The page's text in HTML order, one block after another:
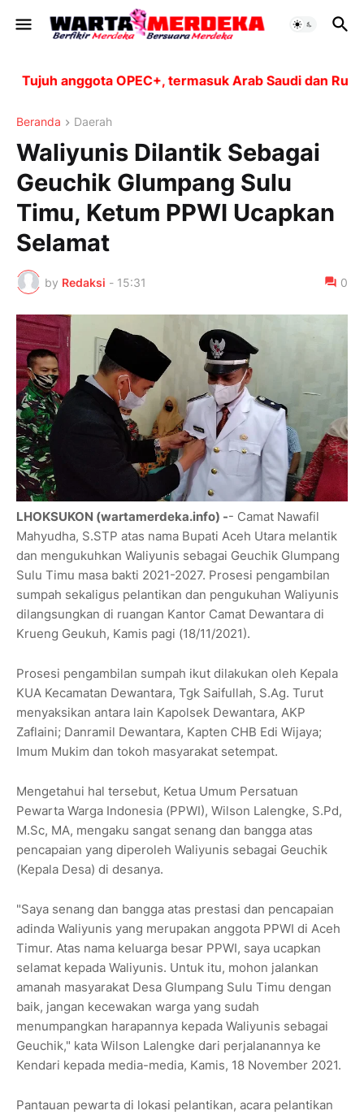
anggota OPEC+, termasuk Arab Saudi dan Rusia,
Beranda Daerah
Waliyunis Dilantik Sebagai
Geuchik Glumpang Sulu
Timu, Ketum PPWI Ucapkan
Selamat
by Redaksi - 15:31 0
LHOKSUKON (wartamerdeka.info) -- Camat Nawafil
Mahyudha, S.STP atas nama Bupati Aceh Utara melantik
dan mengukuhkan Waliyunis sebagai Geuchik Glumpang
Sulu Timu masa bakti 2021-2027. Prosesi pengambilan
sumpah sekaligus pelantikan dan pengukuhan Waliyunis
dilangsungkan di ruangan Kantor Camat Dewantara di
Krueng Geukuh, Kamis pagi (18/11/2021).
Prosesi pengambilan sumpah ikut dilakukan oleh Kepala
KUA Kecamatan Dewantara, Tgk Saifullah, S.Ag. Turut
menyaksikan antara lain Kapolsek Dewantara, AKP
Zaflaini; Danramil Dewantara, Kapten CHB Edi Wijaya;
Imum Mukim dan tokoh masyarakat setempat.
Mengetahui hal tersebut, Ketua Umum Persatuan
Pewarta Warga Indonesia (PPWI), Wilson Lalengke, S.Pd,
M.Sc, MA, mengaku sangat senang dan bangga atas
pencapaian yang diperoleh Waliyunis sebagai Geuchik
(Kepala Desa) di desanya.
"Saya senang dan bangga atas prestasi dan pencapaian
adinda Waliyunis yang merupakan anggota PPWI di Aceh
Timur. Atas nama keluarga besar PPWI, saya ucapkan
selamat kepada Waliyunis. Untuk itu, mohon jalankan
amanah masyarakat Desa Glumpang Sulu Timu dengan
baik, jangan kecewakan warga yang sudah
menumpangkan harapannya kepada Waliyunis sebagai
Geuchik," kata Wilson Lalengke dari perjalanannya ke
Kendari kepada media-media, Kamis, 18 November 2021.
Pantauan pewarta di lokasi pelantikan, acara pelantikan